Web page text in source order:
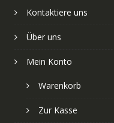
Kontaktiere uns
Über uns
Mein Konto
Warenkorb
Zur Kasse